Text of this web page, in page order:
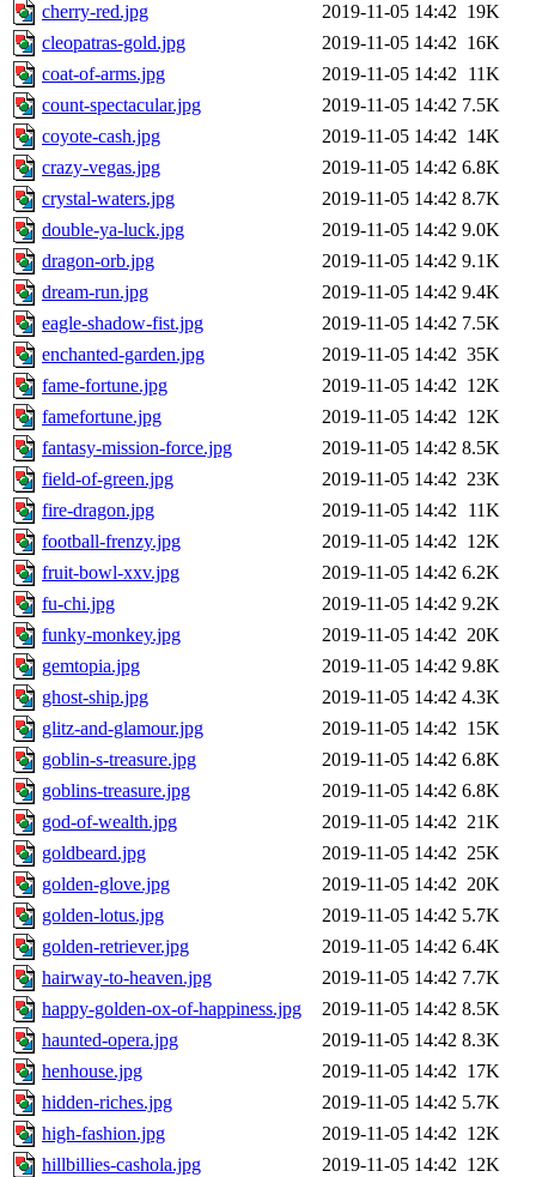
cherry-red.jpg
2019-11-05 14:42 19K
cleopatras-gold.jpg
2019-11-05 14:42 16K
coat-of-arms.jpg
2019-11-05 14:42 11K
count-spectacular.jpg
2019-11-05 14:42 7.5K
coyote-cash.jpg
2019-11-05 14:42 14K
crazy-vegas.jpg
2019-11-05 14:42 6.8K
crystal-waters.jpg
2019-11-05 14:42 8.7K
double-ya-luck.jpg
2019-11-05 14:42 9.0K
dragon-orb.jpg
2019-11-05 14:42 9.1K
dream-run.jpg
2019-11-05 14:42 9.4K
eagle-shadow-fist.jpg
2019-11-05 14:42 7.5K
enchanted-garden.jpg
2019-11-05 14:42 35K
fame-fortune.jpg
2019-11-05 14:42 12K
famefortune.jpg
2019-11-05 14:42 12K
fantasy-mission-force.jpg
2019-11-05 14:42 8.5K
field-of-green.jpg
2019-11-05 14:42 23K
fire-dragon.jpg
2019-11-05 14:42 11K
football-frenzy.jpg
2019-11-05 14:42 12K
fruit-bowl-xxv.jpg
2019-11-05 14:42 6.2K
fu-chi.jpg
2019-11-05 14:42 9.2K
funky-monkey.jpg
2019-11-05 14:42 20K
gemtopia.jpg
2019-11-05 14:42 9.8K
ghost-ship.jpg
2019-11-05 14:42 4.3K
glitz-and-glamour.jpg
2019-11-05 14:42 15K
goblin-s-treasure.jpg
2019-11-05 14:42 6.8K
goblins-treasure.jpg
2019-11-05 14:42 6.8K
god-of-wealth.jpg
2019-11-05 14:42 21K
goldbeard.jpg
2019-11-05 14:42 25K
golden-glove.jpg
2019-11-05 14:42 20K
golden-lotus.jpg
2019-11-05 14:42 5.7K
golden-retriever.jpg
2019-11-05 14:42 6.4K
hairway-to-heaven.jpg
2019-11-05 14:42 7.7K
happy-golden-ox-of-happiness.jpg
2019-11-05 14:42 8.5K
haunted-opera.jpg
2019-11-05 14:42 8.3K
henhouse.jpg
2019-11-05 14:42 17K
hidden-riches.jpg
2019-11-05 14:42 5.7K
high-fashion.jpg
2019-11-05 14:42 12K
hillbillies-cashola.jpg
2019-11-05 14:42 12K